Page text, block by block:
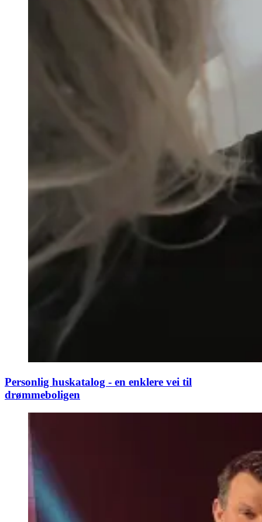
Personlig huskatalog - en enklere vei til
drømmeboligen